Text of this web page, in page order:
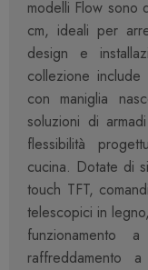
modelli Flow sono
cm, ideali per
design e
collezione
con maniglia
soluzioni di
flessibilità
cucina. Dotate di
touch TFT,
telescopici in
funzionamento
raffreddamento